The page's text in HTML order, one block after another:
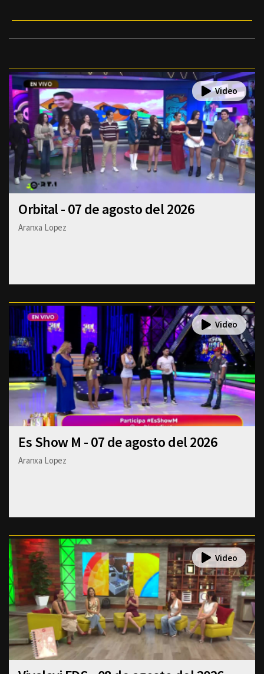
Orbital - 07 de agosto del 2026
Aranxa Lopez
Es Show M - 07 de agosto del 2026
Aranxa Lopez